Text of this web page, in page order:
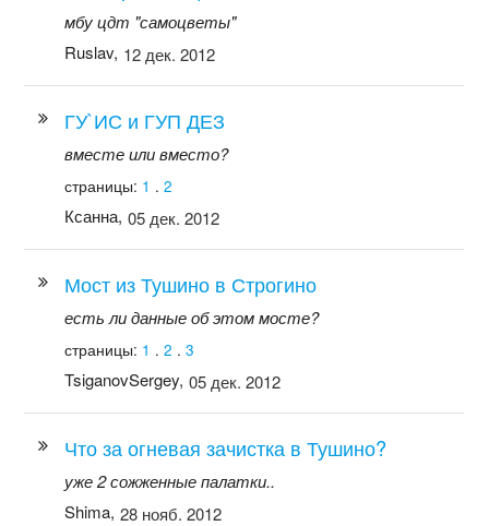
мбу цдт "самоцветы"
Ruslav, 12 дек. 2012
ГУ`ИС и ГУП ДЕЗ
вместе или вместо?
страницы: 1 .2
Ксанна, 05 дек. 2012
Мост из Тушино в Строгино
есть ли данные об этом мосте?
страницы: 1 .2 .3
TsiganovSergey, 05 дек. 2012
Что за огневая зачистка в Тушино?
уже 2 сожженные палатки..
Shima, 28 нояб. 2012